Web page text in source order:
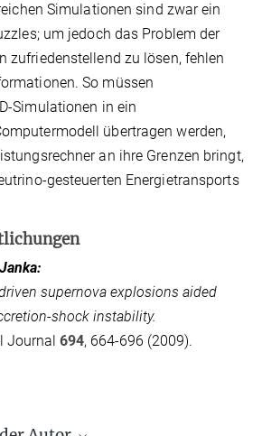
Simulationen sind zwar ein
um jedoch das Problem der
zufriedenstellend zu lösen, fehlen
So müssen
Simulationen in ein
übertragen werden,
an ihre Grenzen bringt,
gesteuerten Energietransports
supernova explosions aided
shock instability.
Journal 694, 664-696 (2009).